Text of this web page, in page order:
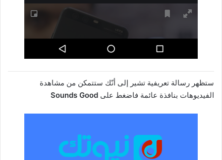
ستظهر رسالة تعريفية تشير إلى أنّك ستتمكن من مشاهدة
الفيديوهات بنافذة عائمة فاضغط على Sounds Good